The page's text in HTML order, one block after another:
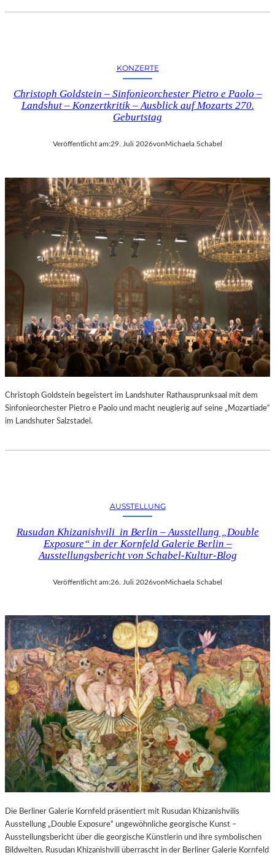
KONZERTE
Christoph Goldstein – Sinfonieorchester Pietro e Paolo –
Landshut – Konzertkritik – Ausblick auf Mozarts 270.
Geburtstag
Veröffentlicht am:29. Juli 2026von Michaela Schabel
Christoph Goldstein begeistert im Landshuter Rathausprunksaal mit dem
Sinfonieorchester Pietro e Paolo und macht neugierig auf seine „Mozartiade“
im Landshuter Salzstadel.
AUSSTELLUNG
Rusudan Khizanishvili in Berlin – Ausstellung „Double
Exposure“ in der Kornfeld Galerie Berlin –
Ausstellungsbericht von Schabel-Kultur-Blog
Veröffentlicht am:26. Juli 2026vonMichaela Schabel
Die Berliner Galerie Kornfeld präsentiert mit Rusudan Khizanishvilis
Ausstellung „Double Exposure“ ungewöhnliche georgische Kunst –
Ausstellungsbericht über die georgische Künstlerin und ihre symbolischen
Bildwelten. Rusudan Khizanishvili überrascht in der Berliner Galerie Kornfeld